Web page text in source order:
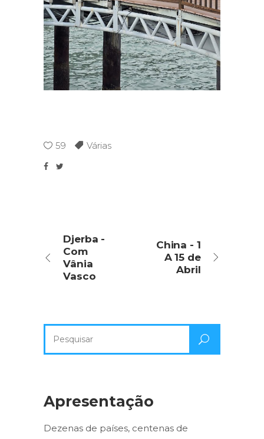
59 Várias
Djerba -
Com
Vânia
Vasco
China - 1
A 15 de
Abril
por:
Apresentação
Dezenas de países, centenas de